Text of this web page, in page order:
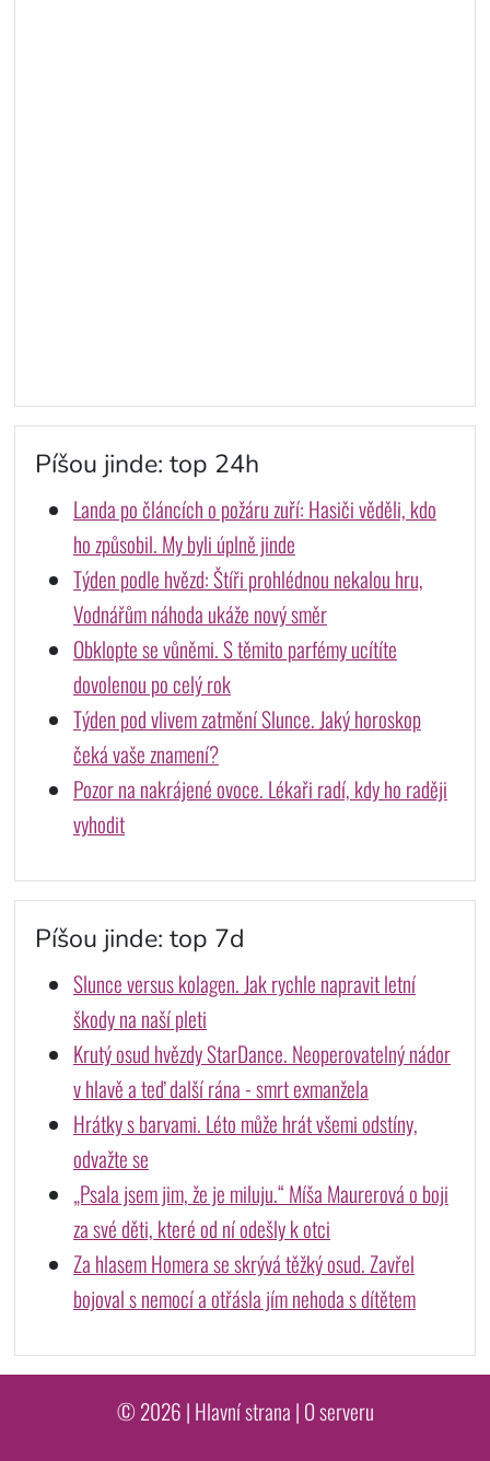
Píšou jinde: top 24h
Landa po článcích o požáru zuří: Hasiči věděli, kdo
ho způsobil. My byli úplně jinde
Týden podle hvězd: Štíři prohlédnou nekalou hru,
Vodnářům náhoda ukáže nový směr
Obklopte se vůněmi. S těmito parfémy ucítíte
dovolenou po celý rok
Týden pod vlivem zatmění Slunce. Jaký horoskop
čeká vaše znamení?
Pozor na nakrájené ovoce. Lékaři radí, kdy ho raději
vyhodit
Píšou jinde: top 7d
Slunce versus kolagen. Jak rychle napravit letní
škody na naší pleti
Krutý osud hvězdy StarDance. Neoperovatelný nádor
v hlavě a teď další rána - smrt exmanžela
Hrátky s barvami. Léto může hrát všemi odstíny,
odvažte se
„Psala jsem jim, že je miluju.“ Míša Maurerová o boji
za své děti, které od ní odešly k otci
Za hlasem Homera se skrývá těžký osud. Zavřel
bojoval s nemocí a otřásla jím nehoda s dítětem
© 2026 | Hlavní strana | O serveru